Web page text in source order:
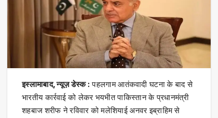
इस्लामाबाद, न्यूज़ डेस्क : पहलगाम आतंकवादी घटना के बाद से
भारतीय कार्रवाई को लेकर भयभीत पाकिस्तान के प्रधानमंत्री
शहबाज शरीफ ने रविवार को मलेशियाई अनवर इब्राहिम से